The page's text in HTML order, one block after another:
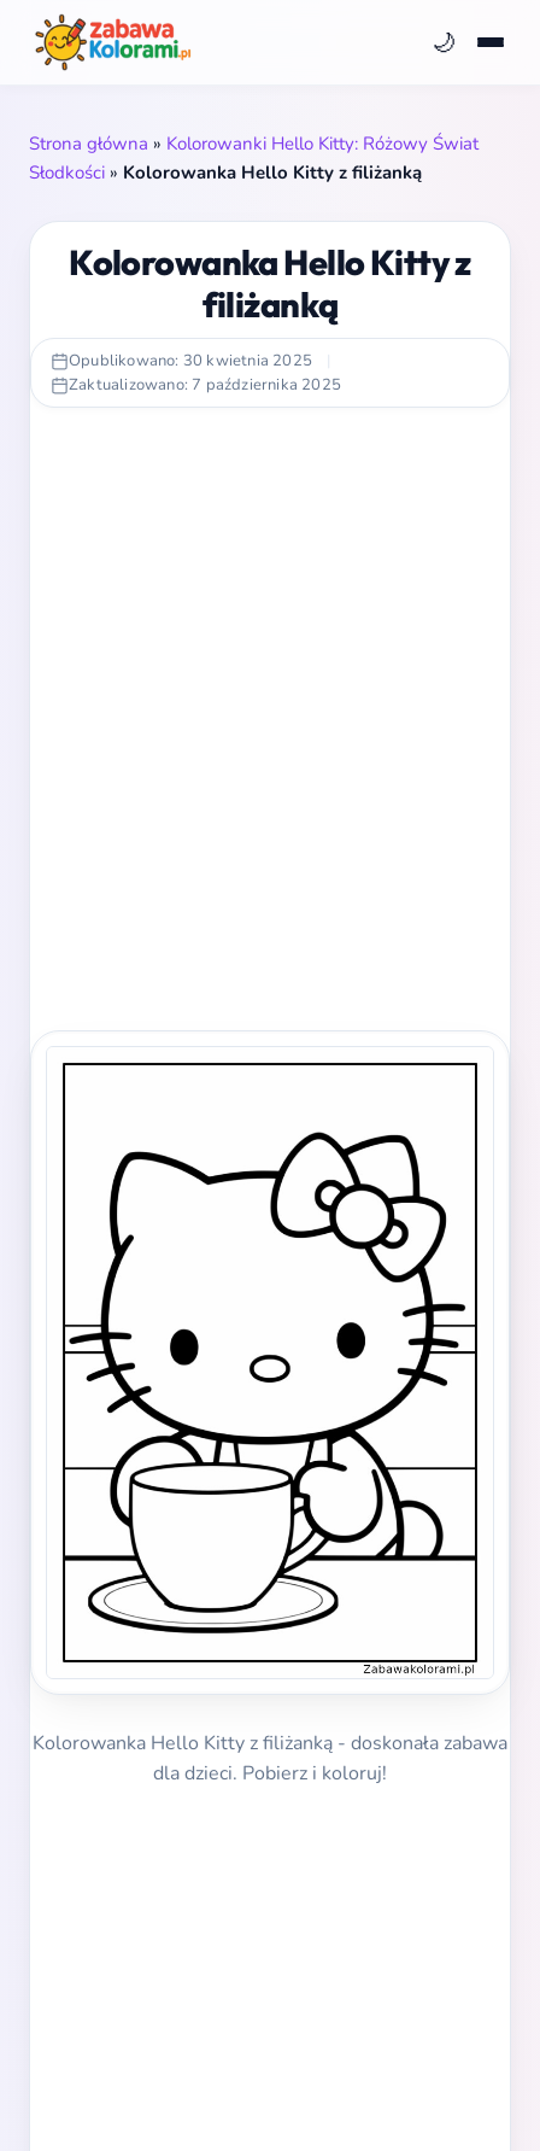
🌙
Strona główna » Kolorowanki Hello Kitty: Różowy Świat
Słodkości » Kolorowanka Hello Kitty z filiżanką
Kolorowanka Hello Kitty z
filiżanką
Opublikowano: 30 kwietnia 2025
|
Zaktualizowano: 7 października 2025
Kolorowanka Hello Kitty z filiżanką - doskonała zabawa
dla dzieci. Pobierz i koloruj!